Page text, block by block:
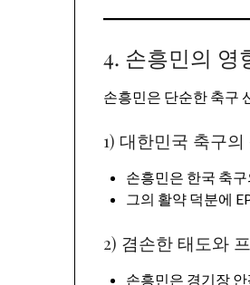
4. 손흥민의 영
손흥민은 단순한 축구
1) 대한민국 축구의
손흥민은 한국 축
그의 활약 덕분에
2) 겸손한 태도와
손흥민은 경기장